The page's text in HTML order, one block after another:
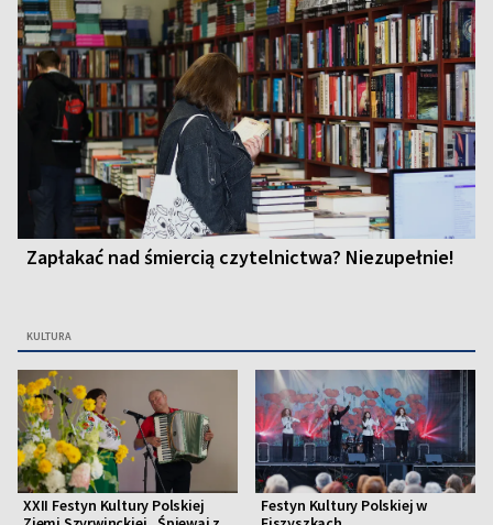
Zapłakać nad śmiercią czytelnictwa? Niezupełnie!
KULTURA
XXII Festyn Kultury Polskiej
Festyn Kultury Polskiej w